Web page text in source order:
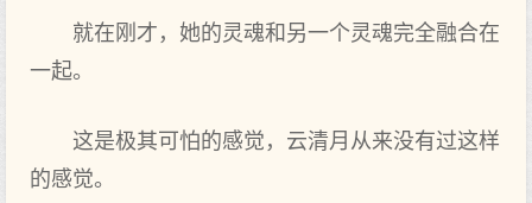
就在刚才，她的灵魂和另一个灵魂完全融合在
一起。
这是极其可怕的感觉，云清月从来没有过这样
的感觉。